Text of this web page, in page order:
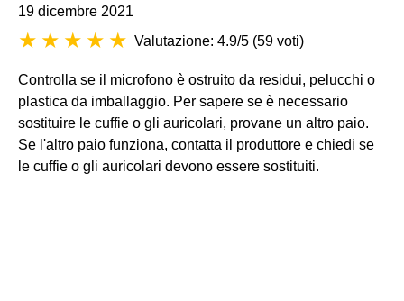
19 dicembre 2021
Valutazione: 4.9/5 (59 voti)
Controlla se il microfono è ostruito da residui, pelucchi o
plastica da imballaggio. Per sapere se è necessario
sostituire le cuffie o gli auricolari, provane un altro paio.
Se l'altro paio funziona, contatta il produttore e chiedi se
le cuffie o gli auricolari devono essere sostituiti.